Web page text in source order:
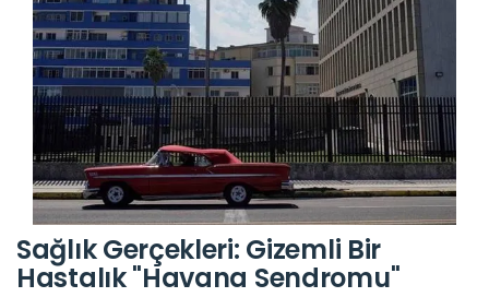
Sağlık Gerçekleri: Gizemli Bir
Hastalık "Havana Sendromu"